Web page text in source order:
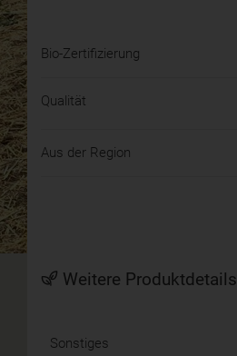
Bio-Zertifizierung
Qualität
Aus der Region
Weitere Produktdetails
Sonstiges